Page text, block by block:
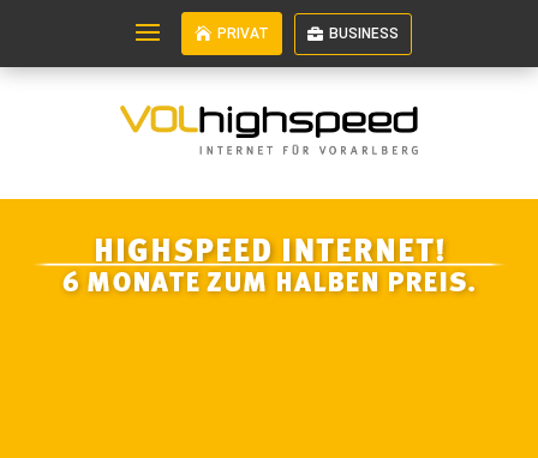
PRIVAT BUSINESS